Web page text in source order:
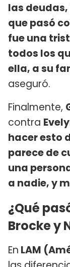
las
que pasó
fue una
todos los
ella, a su
aseguró.
Finalmente,
contra
hacer esto
parece de
una
a nadie, y
¿Qué
Brocke y
En LAM